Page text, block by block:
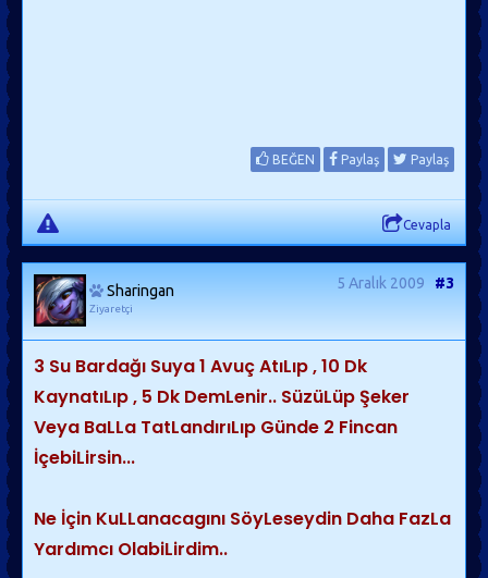
BEĞEN Paylaş Paylaş
Cevapla
Sharingan
Ziyaretçi
5 Aralık 2009 #3
3 Su Bardağı Suya 1 Avuç AtıLıp , 10 Dk
KaynatıLıp , 5 Dk DemLenir.. SüzüLüp Şeker
Veya BaLLa TatLandırıLıp Günde 2 Fincan
İçebiLirsin...
Ne İçin KuLLanacagını SöyLeseydin Daha FazLa
Yardımcı OlabiLirdim..